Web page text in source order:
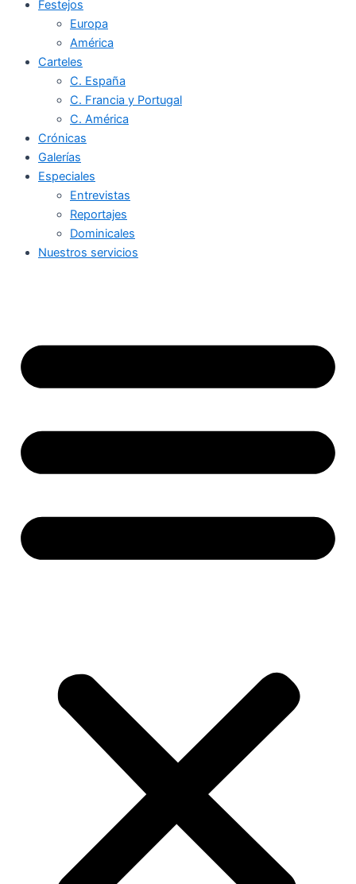
Festejos
Europa
América
Carteles
C. España
C. Francia y Portugal
C. América
Crónicas
Galerías
Especiales
Entrevistas
Reportajes
Dominicales
Nuestros servicios